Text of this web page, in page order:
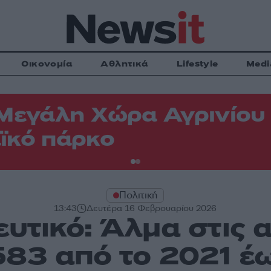
Οικονομία Αθλητικά Lifestyle
Χώρα Αγρινίου
πάρκο
Πολιτική
13:43 Δευτέρα 16 Φεβρουαρίου 2026
Άλμα στις
από το 2021